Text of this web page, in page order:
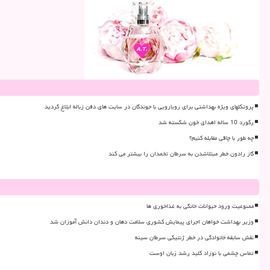
پروتکلهای ویژه بهداشتی برای رویارویی با جوندگان در سایت های دفن زباله ابلاغ گردید
رکورد 10 ساله اهدای خون شکسته شد
چه طور با چاقی مقابله کنیم؟
گاز رادون خطر مبتلاشدن به سرطان تخمدان را بیشتر می کند
ممنوعیت ورود حیوانات خانگی به غذاخوری ها
وزیر بهداشت خواهان اجرای پیمایش کشوری سلامت دهان و دندان دانش آموزان شد
نقش سابقه خانوادگی در خطر ژنتیکی سرطان سینه
تماس چشمی با نوزاد کلید رشد زبان اوست